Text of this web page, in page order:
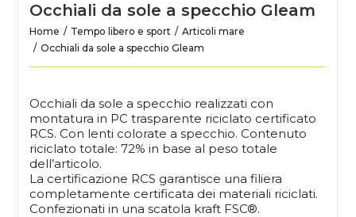
Occhiali da sole a specchio Gleam
Home Tempo libero e sport
Articoli mare
Occhiali da sole a specchio Gleam
Occhiali da sole a specchio realizzati con
montatura in PC trasparente riciclato certificato
RCS. Con lenti colorate a specchio. Contenuto
riciclato totale: 72% in base al peso totale
dell’articolo.
La certificazione RCS garantisce una filiera
completamente certificata dei materiali riciclati.
Confezionati in una scatola kraft FSC®.